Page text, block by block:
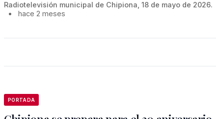
Radiotelevisión municipal de Chipiona, 18 de mayo de 2026.
•
hace 2 meses
PORTADA